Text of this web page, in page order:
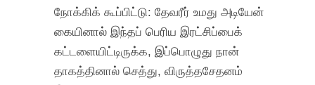
நோக்கிக் கூப்பிட்டு: தேவரீர் உமது அடியேன்
கையினால் இந்தப் பெரிய இரட்சிப்பைக்
கட்டளையிட்டிருக்க, இப்பொழுது நான்
தாகத்தினால் செத்து, விருத்தசேதனம்